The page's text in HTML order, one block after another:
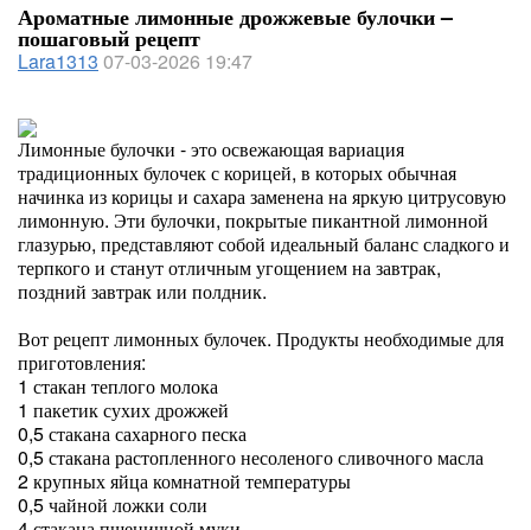
Ароматные лимонные дрожжевые булочки –
пошаговый рецепт
Lara1313 07-03-2026 19:47
Лимонные булочки - это освежающая вариация
традиционных булочек с корицей, в которых обычная
начинка из корицы и сахара заменена на яркую цитрусовую
лимонную. Эти булочки, покрытые пикантной лимонной
глазурью, представляют собой идеальный баланс сладкого и
терпкого и станут отличным угощением на завтрак,
поздний завтрак или полдник.
Вот рецепт лимонных булочек. Продукты необходимые для
приготовления:
1 стакан теплого молока
1 пакетик сухих дрожжей
0,5 стакана сахарного песка
0,5 стакана растопленного несоленого сливочного масла
2 крупных яйца комнатной температуры
0,5 чайной ложки соли